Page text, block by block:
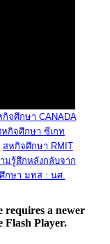
จศึกษา CANADA
กิจศึกษา ซีเกท
สหกิจศึกษา RMIT
รู้สึกหลังกลับจาก
กษา มทส : นศ.
requires a newer
Flash Player.